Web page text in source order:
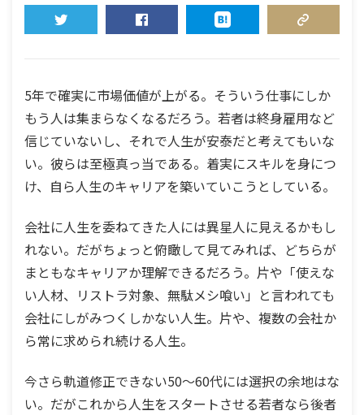
5年で確実に市場価値が上がる。そういう仕事にしか
もう人は集まらなくなるだろう。若者は終身雇用など
信じていないし、それで人生が安泰だと考えてもいな
い。彼らは至極真っ当である。着実にスキルを身につ
け、自ら人生のキャリアを築いていこうとしている。
会社に人生を委ねてきた人には異星人に見えるかもし
れない。だがちょっと俯瞰して見てみれば、どちらが
まともなキャリアか理解できるだろう。片や「使えな
い人材、リストラ対象、無駄メシ喰い」と言われても
会社にしがみつくしかない人生。片や、複数の会社か
ら常に求められ続ける人生。
今さら軌道修正できない50〜60代には選択の余地はな
い。だがこれから人生をスタートさせる若者なら後者